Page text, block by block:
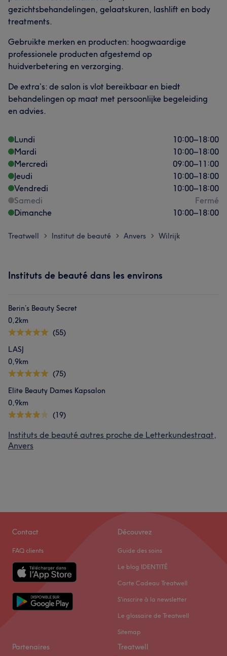
gezichtsbehandelingen, gelaatskuren, lashlift en body
treatments.
Gebruikte merken en producten: hoogwaardige
professionele producten afgestemd op
huidverbetering en verzorging.
De extra’s: de salon is vlot bereikbaar en biedt
behandelingen op maat met persoonlijke begeleiding
en advies.
Lundi 10:00–18:00
Mardi
10:00–18:00
Mercredi
09:00–11:00
Jeudi
10:00–18:00
Vendredi
10:00–18:00
Samedi
Fermé
Dimanche
10:00–18:00
Treatwell > Institut de beauté > Anvers > Wilrijk
Instituts de beauté dans les environs
Berin’s Beauty Secret
0,2km
(55)
LASJ
0,9km
(75)
Elite Beauty Dames Kapsalon
0,9km
(19)
Instituts de beauté autres proche de Letterkundestraat,
Anvers
Contact
FAQ clients
Découvrez
Guide des soins
Le blog IDENTITÉ
Carte Cadeau Treatwell
S'inscrire à la newsletter
Le glossaire de Treatwell
Sitemap
Partenaires Treatwell